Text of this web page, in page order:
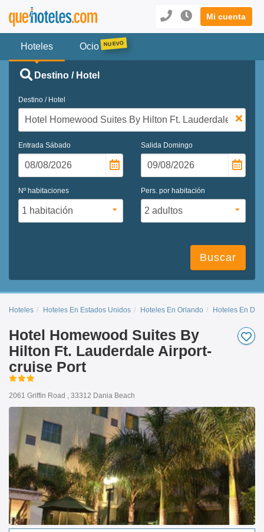
Mi cuenta
Hoteles Ocio
Destino / Hotel
Destino / Hotel
Entrada Sábado Salida Domingo
Nº habitaciones Pers. por habitación
Buscar
Hoteles Hoteles En Estados Unidos Hoteles En Orlando Hoteles En
Hotel Homewood Suites By
Hilton Ft. Lauderdale Airport-
cruise Port
2061 Griffin Road , 33312 Dania Beach